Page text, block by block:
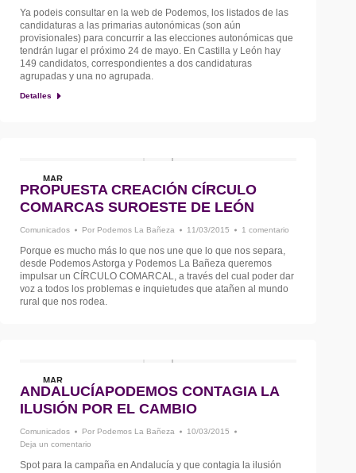
Ya podeis consultar en la web de Podemos, los listados de las
candidaturas a las primarias autonómicas (son aún
provisionales) para concurrir a las elecciones autonómicas que
tendrán lugar el próximo 24 de mayo. En Castilla y León hay
149 candidatos, correspondientes a dos candidaturas
agrupadas y una no agrupada.
Detalles
MAR
11
PROPUESTA CREACIÓN CÍRCULO
COMARCAS SUROESTE DE LEÓN
Comunicados Por Podemos La Bañeza 11/03/2015 1 comentario
Porque es mucho más lo que nos une que lo que nos separa,
desde Podemos Astorga y Podemos La Bañeza queremos
impulsar un CÍRCULO COMARCAL, a través del cual poder dar
voz a todos los problemas e inquietudes que atañen al mundo
rural que nos rodea.
MAR
10
ANDALUCÍAPODEMOS CONTAGIA LA
ILUSIÓN POR EL CAMBIO
Comunicados Por Podemos La Bañeza
10/03/2015
Deja un comentario
Spot para la campaña en Andalucía y que contagia la ilusión